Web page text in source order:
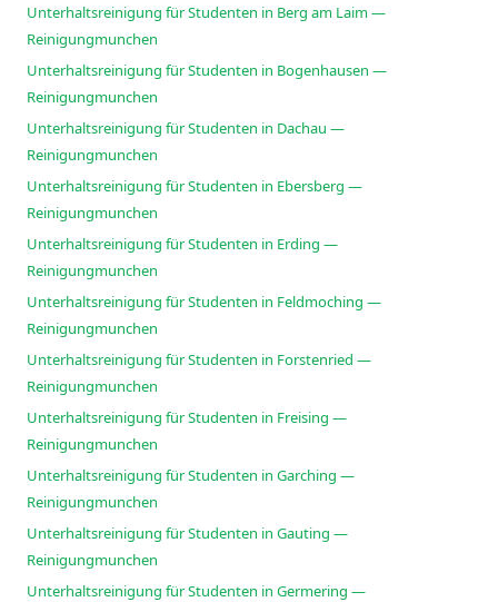
Unterhaltsreinigung für Studenten in Berg am Laim —
Reinigungmunchen
Unterhaltsreinigung für Studenten in Bogenhausen —
Reinigungmunchen
Unterhaltsreinigung für Studenten in Dachau —
Reinigungmunchen
Unterhaltsreinigung für Studenten in Ebersberg —
Reinigungmunchen
Unterhaltsreinigung für Studenten in Erding —
Reinigungmunchen
Unterhaltsreinigung für Studenten in Feldmoching —
Reinigungmunchen
Unterhaltsreinigung für Studenten in Forstenried —
Reinigungmunchen
Unterhaltsreinigung für Studenten in Freising —
Reinigungmunchen
Unterhaltsreinigung für Studenten in Garching —
Reinigungmunchen
Unterhaltsreinigung für Studenten in Gauting —
Reinigungmunchen
Unterhaltsreinigung für Studenten in Germering —